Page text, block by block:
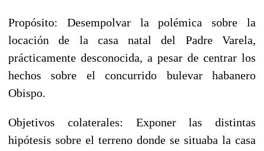
Propósito: Desempolvar la polémica sobre la
locación de la casa natal del Padre Varela,
prácticamente desconocida, a pesar de centrar los
hechos sobre el concurrido bulevar habanero
Obispo.
Objetivos colaterales: Exponer las distintas
hipótesis sobre el terreno donde se situaba la casa